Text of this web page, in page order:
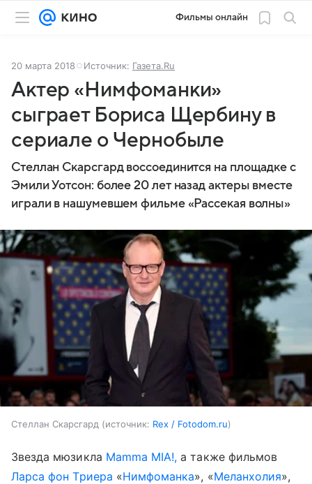
Фильмы онлайн
20 марта 2018 Источник: Газета.Ru
Актер «Нимфоманки»
сыграет Бориса Щербину в
сериале о Чернобыле
Стеллан Скарсгард воссоединится на площадке с
Эмили Уотсон: более 20 лет назад актеры вместе
играли в нашумевшем фильме «Рассекая волны»
Стеллан Скарсгард источник: Rex / Fotodom.ru
Звезда мюзикла Mamma MIA!, а также фильмов
Ларса фон Триера «Нимфоманка», «Меланхолия»,